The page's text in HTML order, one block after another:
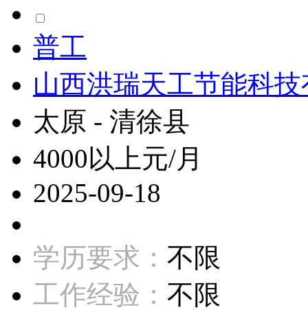
普工
山西洪瑞天工节能科
太原 - 清徐县
4000以上元/月
2025-09-18
学历要求： 不限
工作经验： 不限